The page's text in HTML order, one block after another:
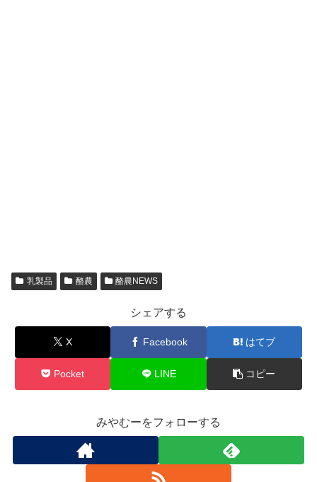
乳製品 酪農 酪農NEWS
シェアする
X Facebook はてブ
Pocket LINE コピー
みやむーをフォローする